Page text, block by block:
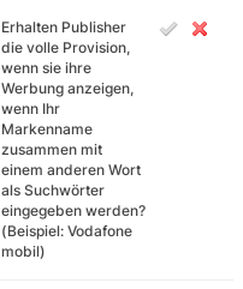
Erhalten Publisher
die volle Provision,
wenn sie ihre
Werbung anzeigen,
wenn Ihr
Markenname
zusammen mit
einem anderen Wort
als Suchwörter
eingegeben werden?
(Beispiel: Vodafone
mobil)